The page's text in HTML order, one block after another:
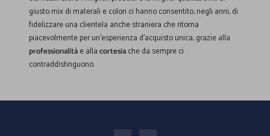
giusto mix di materali e colori ci hanno consentito, negli anni, di
fidelizzare una clientela anche straniera che ritorna
piacevolmente per un'esperienza d'acquisto unica, grazie alla
professionalitàe allacortesiache da sempre ci
contraddistinguono.